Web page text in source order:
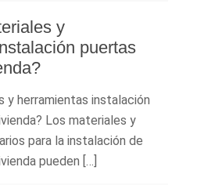
y
puertas
y herramientas instalación
Los materiales y
para la instalación de
pueden […]